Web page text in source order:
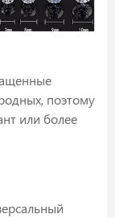
поэтому
или более